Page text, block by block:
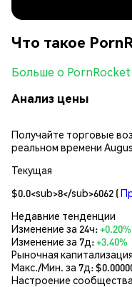
Что такое
Больше о PornRocket
Анализ цены
Получайте торговые
реальном времени
Текущая
$0.0<sub>8</sub>6062 (
Недавние тенденции
Изменение за 24ч:+0.20%
Изменение за 7д:+3.40%
Рыночная
Макс./Мин. за 7д: $
Настроение сообщества